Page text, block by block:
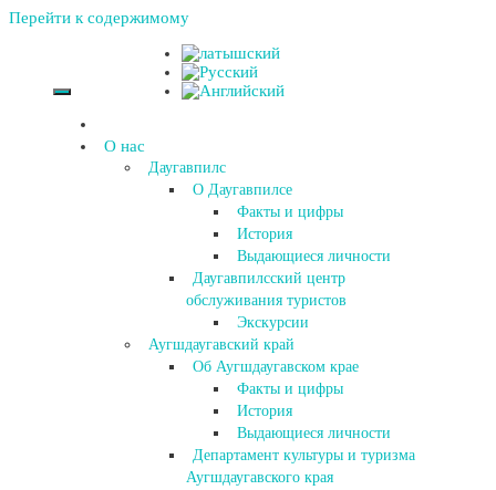
Перейти к содержимому
О нас
Даугавпилс
О Даугавпилсе
Факты и цифры
История
Выдающиеся личности
Даугавпилсский центр
обслуживания туристов
Экскурсии
Аугшдаугавский край
Об Аугшдаугавском крае
Факты и цифры
История
Выдающиеся личности
Департамент культуры и туризма
Аугшдаугавского края